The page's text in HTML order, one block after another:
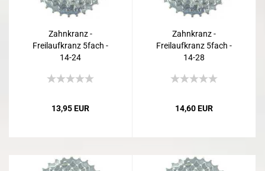
Zahnkranz -
Freilaufkranz 5fach -
14-24
13,95 EUR
Zahnkranz -
Freilaufkranz 5fach -
14-28
14,60 EUR